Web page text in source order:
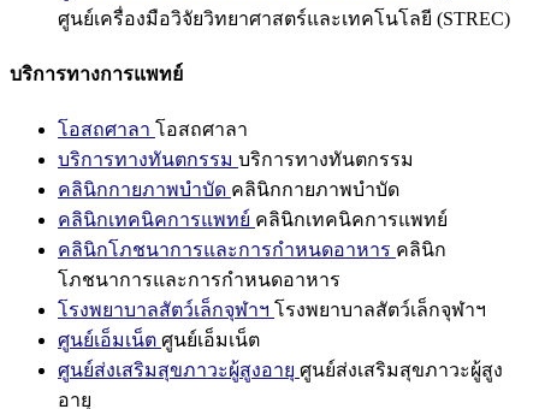
ศูนย์เครื่องมือวิจัยวิทยาศาสตร์และเทคโนโลยี (STREC)
บริการทางการแพทย์
โอสถศาลา โอสถศาลา
บริการทางทันตกรรม บริการทางทันตกรรม
คลินิกกายภาพบำบัด คลินิกกายภาพบำบัด
คลินิกเทคนิคการแพทย์ คลินิกเทคนิคการแพทย์
คลินิกโภชนาการและการกำหนดอาหาร คลินิก
โภชนาการและการกำหนดอาหาร
โรงพยาบาลสัตว์เล็กจุฬาฯ โรงพยาบาลสัตว์เล็กจุฬาฯ
ศูนย์เอ็มเน็ต ศูนย์เอ็มเน็ต
ศูนย์ส่งเสริมสุขภาวะผู้สูงอายุ ศูนย์ส่งเสริมสุขภาวะผู้สูง
อายุ